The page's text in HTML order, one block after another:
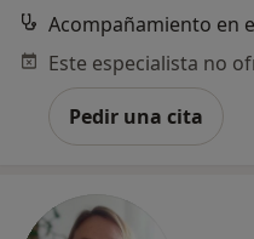
Acompañamiento en
Pedir una cita